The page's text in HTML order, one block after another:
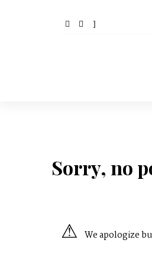
Sorry, no
We apologize